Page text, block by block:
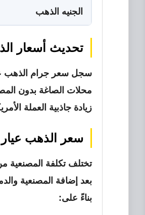
الجنيه الذهب
تحديث أسعار الذهب
محلات الصاغة بدون
زيادة جاذبية العملة
سعر الذهب عيار 21 بالمصنعية والدمغة
بعد إضافة المصنعية
بناءً على: